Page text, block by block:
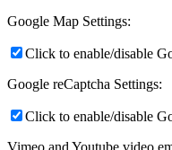
Google Map Settings:
Click to enable/disable
Google reCaptcha Settings:
Click to enable/disable